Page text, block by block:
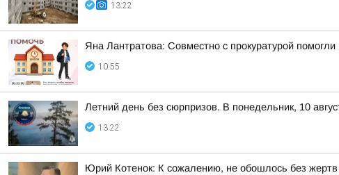
13:22
Яна Лантратова: Совместно с прокуратурой
10:55
Летний день без сюрпризов. В понедельник, 10
13:22
Юрий Котенок: К сожалению, не обошлось без жертв